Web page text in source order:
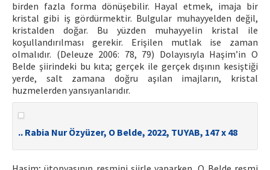
birden fazla forma dönüşebilir. Hayal etmek, imaja bir
kristal gibi iş gördürmektir. Bulgular muhayyelden değil,
kristalden doğar. Bu yüzden muhayyelin kristal ile
koşullandırılması gerekir. Erişilen mutlak ise zaman
olmalıdır. (Deleuze 2006: 78, 79) Dolayısıyla Haşim’in O
Belde şiirindeki bu kıta; gerçek ile gerçek dışının kesiştiği
yerde, salt zamana doğru aşılan imajların, kristal
huzmelerden yansıyanlarıdır.
.. Rabia Nur Özyüzer, O Belde, 2022, TUYAB, 147 x 48